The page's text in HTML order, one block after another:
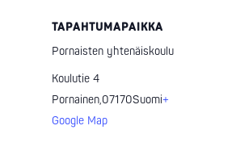
TAPAHTUMAPAIKKA
Pornaisten yhtenäiskoulu
Koulutie 4
Pornainen,07170Suomi+
Google Map